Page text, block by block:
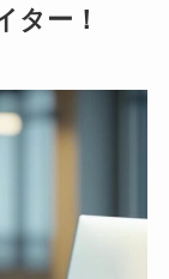
ター！